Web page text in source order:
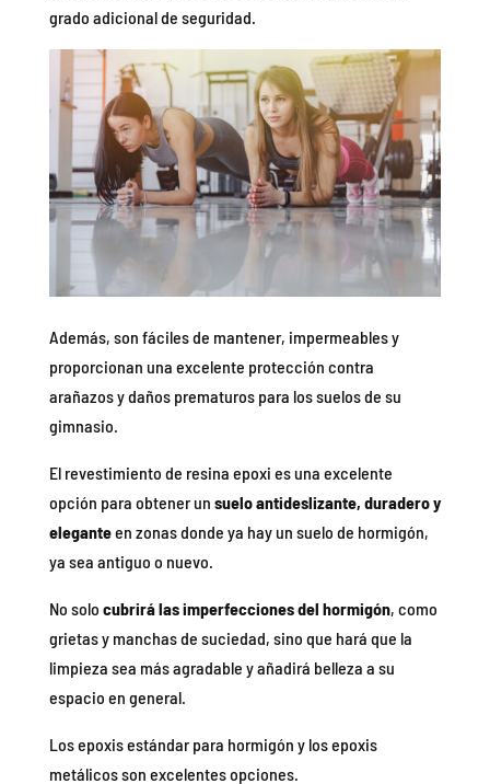
grado adicional de seguridad.
Además, son fáciles de mantener, impermeables y
proporcionan una excelente protección contra
arañazos y daños prematuros para los suelos de su
gimnasio.
El revestimiento de resina epoxi es una excelente
opción para obtener un suelo antideslizante, duradero y
eleganteen zonas donde ya hay un suelo de hormigón,
ya sea antiguo o nuevo.
No solo cubrirá las imperfecciones del hormigón, como
grietas y manchas de suciedad, sino que hará que la
limpieza sea más agradable y añadirá belleza a su
espacio en general.
Los epoxis estándar para hormigón y los epoxis
metálicos son excelentes opciones.